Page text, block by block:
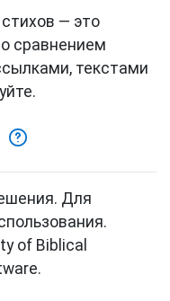
— это
сравнением
текстами
Для
of Biblical